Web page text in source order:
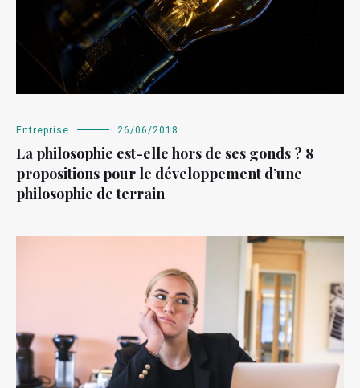
Entreprise 26/06/2018
La philosophie est-elle hors de ses gonds ? 8
propositions pour le développement d’une
philosophie de terrain